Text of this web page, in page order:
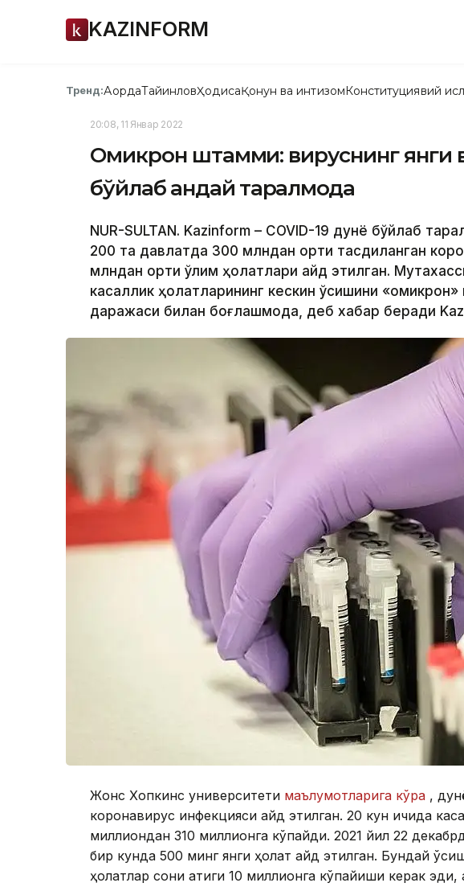
KAZINFORM
Тренд:АқордаТайинловҲодисаҚонун ва интизомКонституциявий
20:08, 11 Январ 2022
Омикрон штамми: вируснинг янги
бўйлаб қандай тарқалмоқда
NUR-SULTAN. Kazinform – COVID-19 дунё бўйлаб
200 та давлатда 300 млндан ортиқ тасдиқланган
млндан ортиқ ўлим ҳолатлари қайд этилган.
касаллик ҳолатларининг кескин ўсишини
даражаси билан боғлашмоқда, деб хабар беради
Жонс Хопкинс университети маълумотларига кўра ,
коронавирус инфекцияси қайд этилган. 20 кун ичида
миллиондан 310 миллионга кўпайди. 2021 йил 22
бир кунда 500 минг янги ҳолат қайд этилган. Бундай
ҳолатлар сони атиги 10 миллионга кўпайиши керак